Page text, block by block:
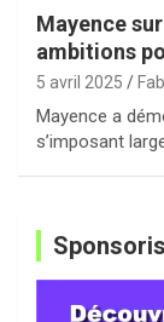
Mayence
ambitions
5 avril 2025
Mayence a
s’imposant